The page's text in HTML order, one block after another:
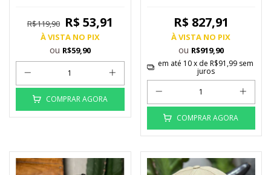
R$119,90 R$ 53,91
À VISTA NO PIX
ou R$59,90
COMPRAR AGORA
R$ 827,91
À VISTA NO PIX
ou R$919,90
em até 10x deR$91,99 sem
juros
COMPRAR AGORA